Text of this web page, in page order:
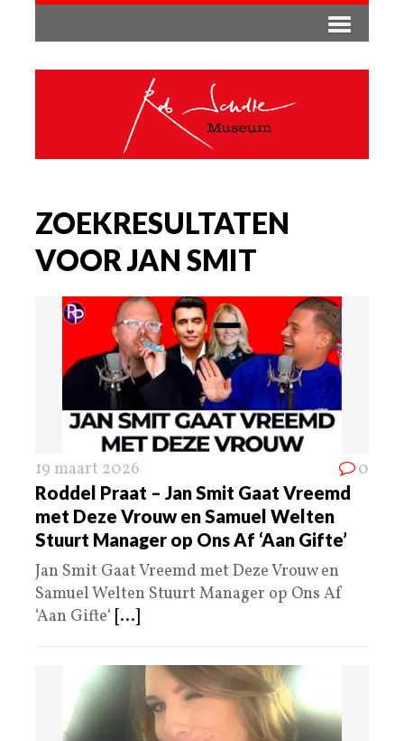
ZOEKRESULTATEN
VOOR JAN SMIT
19 maart 2026 0
Roddel Praat – Jan Smit Gaat Vreemd
met Deze Vrouw en Samuel Welten
Stuurt Manager op Ons Af ‘Aan Gifte’
Jan Smit Gaat Vreemd met Deze Vrouw en
Samuel Welten Stuurt Manager op Ons Af
‘Aan Gifte‘ [...]